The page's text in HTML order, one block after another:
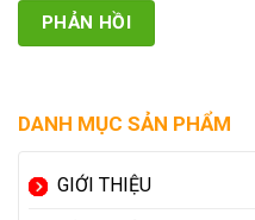
DANH MỤC SẢN PHẨM
GIỚI THIỆU